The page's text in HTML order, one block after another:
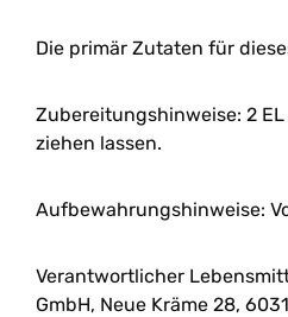
Die primär Zutaten für
Zubereitungshinweise: 2
ziehen lassen.
Aufbewahrungshinweise:
Verantwortlicher
GmbH, Neue Kräme 28,